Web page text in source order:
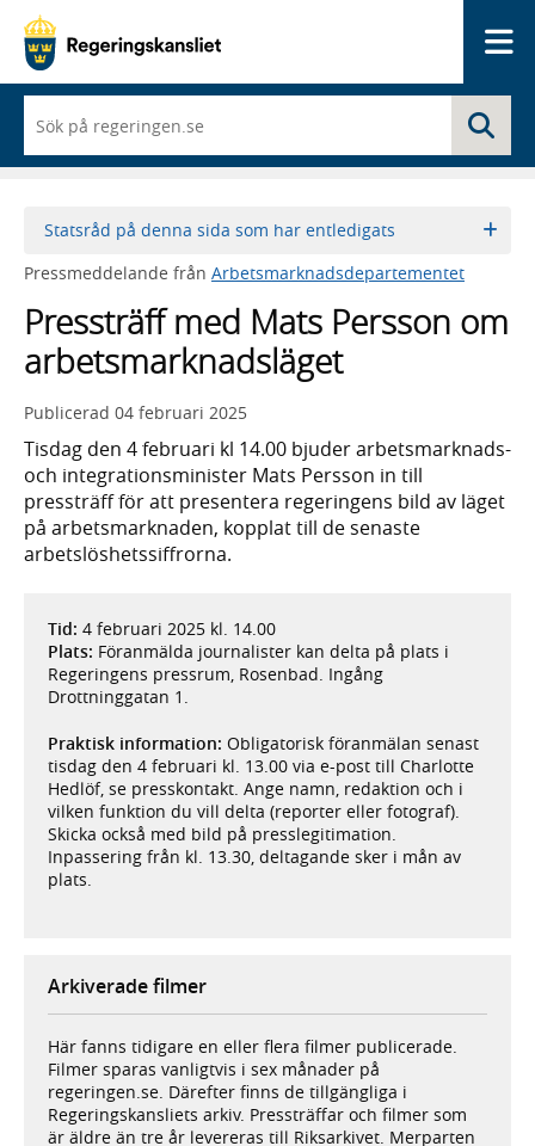
du
börjar
skriva
framträder
lista
med
sökförslag
Statsråd på denna sida som har entledigats
Pressmeddelande från Arbetsmarknadsdepartementet
Pressträff med Mats Persson om
arbetsmarknadsläget
Publicerad 04 februari 2025
Tisdag den 4 februari kl 14.00 bjuder arbetsmarknads-
och integrationsminister Mats Persson in till
pressträff för att presentera regeringens bild av läget
på arbetsmarknaden, kopplat till de senaste
arbetslöshetssiffrorna.
Tid: 4 februari 2025 kl. 14.00
Plats: Föranmälda journalister kan delta på plats i
Regeringens pressrum, Rosenbad. Ingång
Drottninggatan 1.
Praktisk information: Obligatorisk föranmälan senast
tisdag den 4 februari kl. 13.00 via e-post till Charlotte
Hedlöf, se presskontakt. Ange namn, redaktion och i
vilken funktion du vill delta (reporter eller fotograf).
Skicka också med bild på presslegitimation.
Inpassering från kl. 13.30, deltagande sker i mån av
plats.
Arkiverade filmer
Här fanns tidigare en eller flera filmer publicerade.
Filmer sparas vanligtvis i sex månader på
regeringen.se. Därefter finns de tillgängliga i
Regeringskansliets arkiv. Pressträffar och filmer som
är äldre än tre år levereras till Riksarkivet. Merparten